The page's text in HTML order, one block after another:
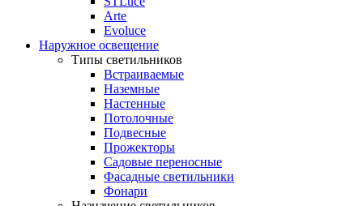
Arte
Evoluce
Наружное освещение
Типы светильников
Встраиваемые
Наземные
Настенные
Потолочные
Подвесные
Прожекторы
Садовые переносные
Фасадные светильники
Фонари